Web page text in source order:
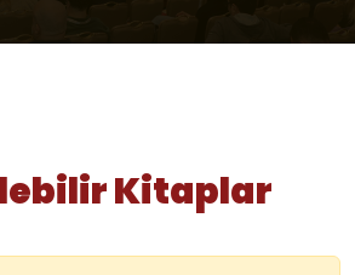
Kitaplar